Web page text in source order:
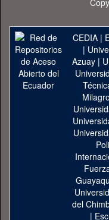
CEDIA|
|
Azuay|
Milagro
del
|